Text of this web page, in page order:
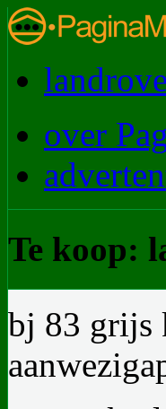
over
Te koop:
bj 83 grijs